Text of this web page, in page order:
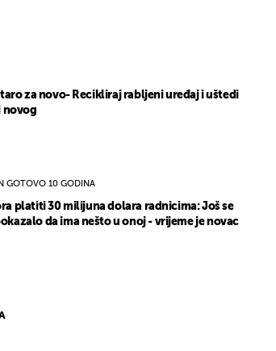
za novo- Recikliraj rabljeni uređaj i uštedi
novog
GOTOVO 10 GODINA
platiti 30 milijuna dolara radnicima: Još se
da ima nešto u onoj - vrijeme je novac